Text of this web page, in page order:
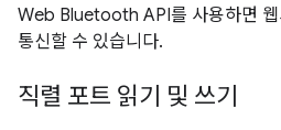
Web Bluetooth API를 사용하면 웹
통신할 수 있습니다.
직렬 포트 읽기 및 쓰기